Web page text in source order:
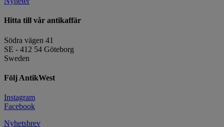
Hitta till vår antikaffär
Södra vägen 41
SE - 412 54 Göteborg
Sweden
Följ AntikWest
Instagram
Facebook
Nyhetsbrev